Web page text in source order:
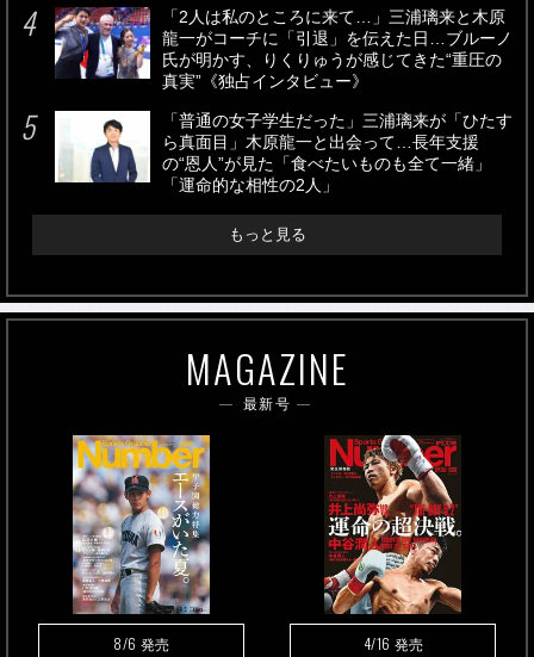
「2人は私のところに来て…」三浦璃来と木原
龍一がコーチに「引退」を伝えた日…ブルーノ
氏が明かす、りくりゅうが感じてきた“重圧の
真実”《独占インタビュー》
「普通の女子学生だった」三浦璃来が「ひたす
ら真面目」木原龍一と出会って…長年支援
の“恩人”が見た「食べたいものも全て一緒」
「運命的な相性の2人」
もっと見る
MAGAZINE
最新号
8/6 発売 4/16 発売